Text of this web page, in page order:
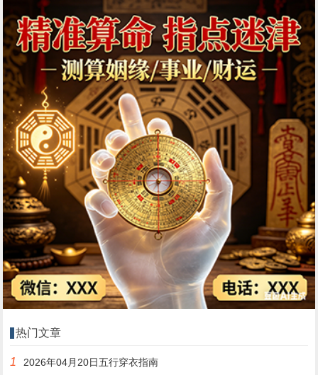
热门文章
1 2026年04月20日五行穿衣指南